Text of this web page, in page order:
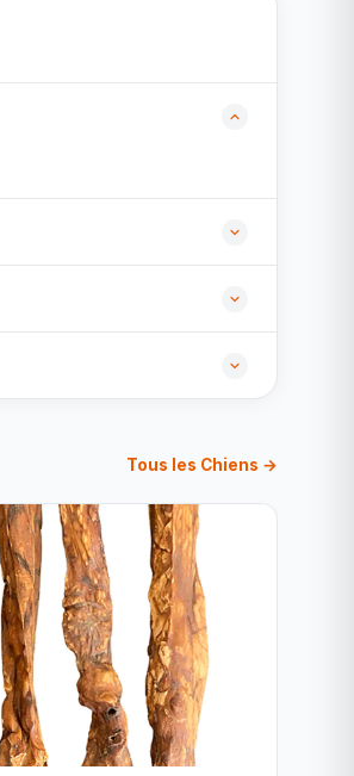
Tous les Chiens →